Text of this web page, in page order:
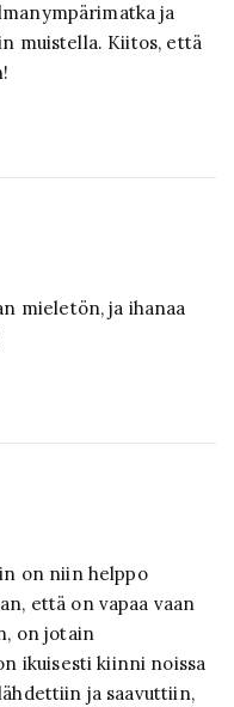
ja
muistella. Kiitos, että
mieletön, ja ihanaa
on niin helppo
että on vapaa vaan
on jotain
ikuisesti kiinni noissa
ja saavuttiin,